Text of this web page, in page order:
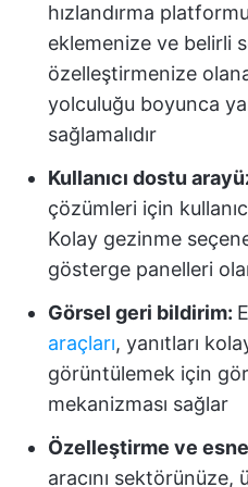
hızlandırma
eklemenize ve belirli
özelleştirmenize
yolculuğu boyunca
sağlamalıdır
Kullanıcı dostu
çözümleri için
Kolay gezinme
gösterge panelleri
Görsel geri bildirim:
araçları, yanıtları
görüntülemek için
mekanizması sağlar
Özelleştirme ve
aracını sektörünüze,